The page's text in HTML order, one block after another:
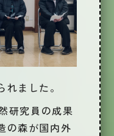
ました。
研究員の成果
の森が国内外